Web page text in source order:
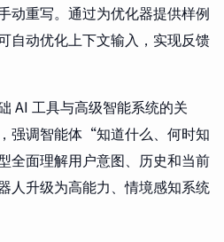
动重写。通过为优化器提供样例
自动优化上下文输入，实现反馈
AI 工具与高级智能系统的关
强调智能体“知道什么、何时知
全面理解用户意图、历史和当前
人升级为高能力、情境感知系统